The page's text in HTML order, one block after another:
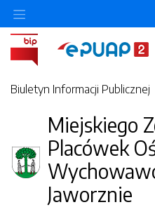
Biuletyn Informacji Publicznej
Miejskiego
Placówek
Jaworznie